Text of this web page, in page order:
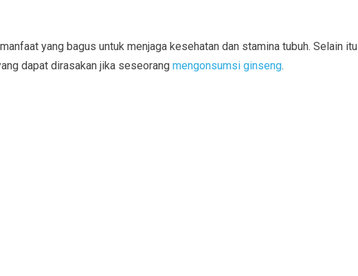
yang bagus untuk menjaga kesehatan dan stamina tubuh. Selain itu
dapat dirasakan jika seseorang mengonsumsi ginseng.